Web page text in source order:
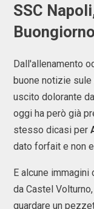
SSC
Dall'allenamento
buone notizie
uscito dolorante
oggi ha però già
stesso dicasi per
dato forfait e non
E alcune
da Castel
guardare un